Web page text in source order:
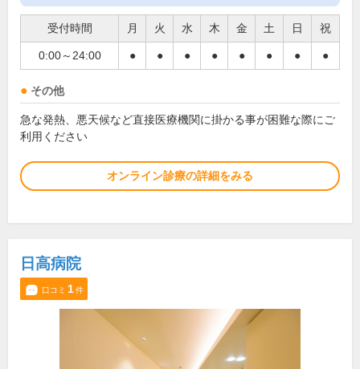
受付時間 月 火 水 木 金 土 日 祝
0:00～24:00 ● ● ● ● ● ● ● ●
その他
急な発熱、悪天候など直接医療機関に掛かる事が困難な際にご
利用ください
オンライン診療の詳細をみる
日高病院
口コミ 1件